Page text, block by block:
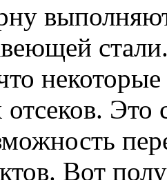
Это
Вот